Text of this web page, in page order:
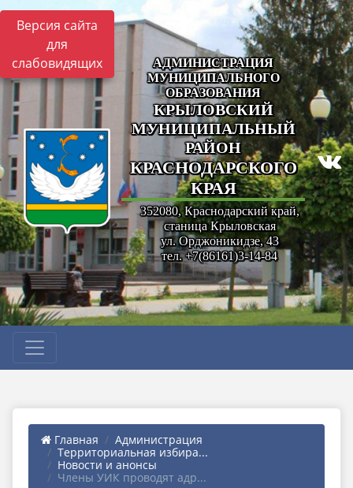
Версия сайта
для
слабовидящих
АДМИНИСТРАЦИЯ
МУНИЦИПАЛЬНОГО
ОБРАЗОВАНИЯ
КРЫЛОВСКИЙ
МУНИЦИПАЛЬНЫЙ
РАЙОН
КРАСНОДАРСКОГО
КРАЯ
352080, Краснодарский край,
станица Крыловская
ул. Орджоникидзе, 43
тел. +7(86161)3-14-84
Главная
Администрация
Территориальная избира...
Новости и анонсы
Члены УИК проводят адр...